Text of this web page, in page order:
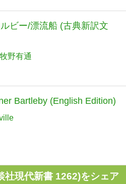
ビー/漂流船 (古典新訳文
牧野有通
Bartleby (English Edition)
社現代新書 1262)をシェア